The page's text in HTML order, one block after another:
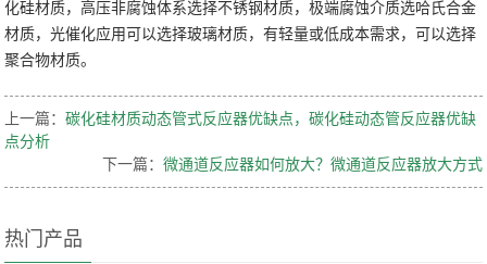
化硅材质，高压非腐蚀体系选择不锈钢材质，极端腐蚀介质选哈氏合金
材质，光催化应用可以选择玻璃材质，有轻量或低成本需求，可以选择
聚合物材质。
上一篇：碳化硅材质动态管式反应器优缺点，碳化硅动态管反应器优缺
点分析
下一篇： 微通道反应器如何放大？微通道反应器放大方式
热门产品